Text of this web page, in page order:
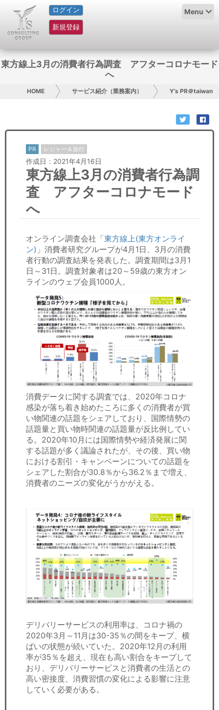
ログイン
新規登録
Menu
HOME
サービス紹介
コラム
お問い合わせ
日本人にPR
コンサルティング
リサーチ
経済ニュース
労務顧問
飲食店情報
東方線上3月の消費者行為調査 アフターコロナモード
へ
HOME サービス紹介（業務案内） Y’s PR＠taiwan
PR レジャー＆旅行
作成日：2021年4月16日
東方線上3月の消費者行為調
査 アフターコロナモード
へ
オンライン調査会社「東方線上(東方オンライ
ン) 」消費者研究グループが4月1日、3月の消費
者行動の調査結果を発表した。調査期間は3月1
日～31日。調査対象者は20～59歳の東方オン
ラインのウェブ会員1000人。
消費データに関する調査では、2020年コロナ
感染が落ち着き始めたころに多くの消費者が買
い物関連の話題をシェアしており、国際情勢の
話題量と買い物時関連の話題量が反比例してい
る。2020年10月には国際情勢や経済発展に関
する話題が多く議論されたが、その後、買い物
における割引・キャンペーンについての話題を
シェアした割合が30.8％から36.2％まで増え、
消費者のニーズの変化がうかがえる。
デリバリーサービスの利用率は、コロナ禍の
2020年3月～11月は30-35％の間をキープ、横
ばいの状態が続いていた。2020年12月の利用
率が35％を超え、現在も高い割合をキープして
おり、デリバリーサービスと消費者の生活との
高い密接度、消費習慣の変化による影響に注意
していく必要がある。